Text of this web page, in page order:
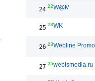
24 22W@M
25 23WK
26 23Webline
27 25webismedia.ru